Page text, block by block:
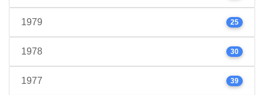
1979 25
1978 30
1977 39